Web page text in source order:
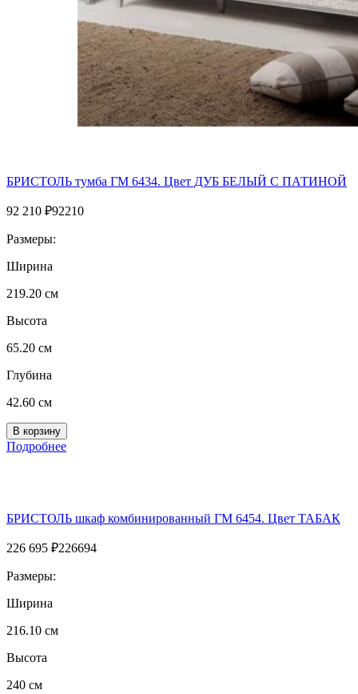
БРИСТОЛЬ тумба ГМ 6434. Цвет ДУБ БЕЛЫЙ С ПАТИНОЙ
92 210 ₽92210
Размеры:
Ширина
219.20 см
Высота
65.20 см
Глубина
42.60 см
Подробнее
БРИСТОЛЬ шкаф комбинированный ГМ 6454. Цвет ТАБАК
226 695 ₽226694
Размеры:
Ширина
216.10 см
Высота
240 см